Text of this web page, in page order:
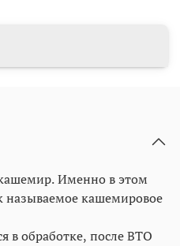
Именно в этом
называемое кашемировое
в обработке, после ВТО